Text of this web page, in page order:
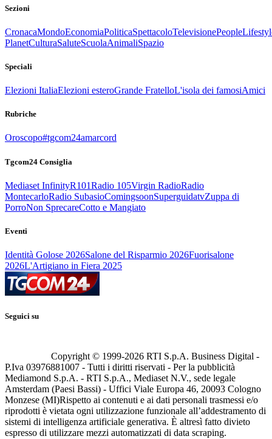
Sezioni
CronacaMondoEconomiaPoliticaSpettacoloTelevisionePeople
PlanetCulturaSaluteScuolaAnimaliSpazio
Speciali
Elezioni ItaliaElezioni esteroGrande FratelloL'isola dei famosiAmici
Rubriche
Oroscopo#tgcom24amarcord
Tgcom24 Consiglia
Mediaset InfinityR101Radio 105Virgin RadioRadio
MontecarloRadio SubasioComingsoonSuperguidatvZuppa di
PorroNon SprecareCotto e Mangiato
Eventi
Identità Golose 2026Salone del Risparmio 2026Fuorisalone
2026L'Artigiano in Fiera 2025
Seguici su
Copyright © 1999-2026 RTI S.p.A. Business Digital -
P.Iva 03976881007 - Tutti i diritti riservati - Per la pubblicità
Mediamond S.p.A. - RTI S.p.A., Mediaset N.V., sede legale
Amsterdam (Paesi Bassi) - Uffici Viale Europa 46, 20093 Cologno
Monzese (MI)Rispetto ai contenuti e ai dati personali trasmessi e/o
riprodotti è vietata ogni utilizzazione funzionale all’addestramento di
sistemi di intelligenza artificiale generativa. È altresì fatto divieto
espresso di utilizzare mezzi automatizzati di data scraping.